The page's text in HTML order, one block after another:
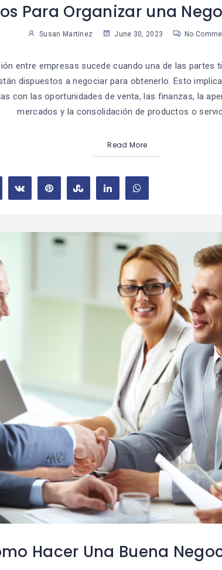
Para Organizar una
Susan Martinez June 30, 2023 No
entre empresas sucede cuando una de las partes
dispuestos a negociar para obtenerlo. Esto
con las oportunidades de venta, las finanzas, la
mercados y la consolidación de productos o
Read More
Hacer Una Buena